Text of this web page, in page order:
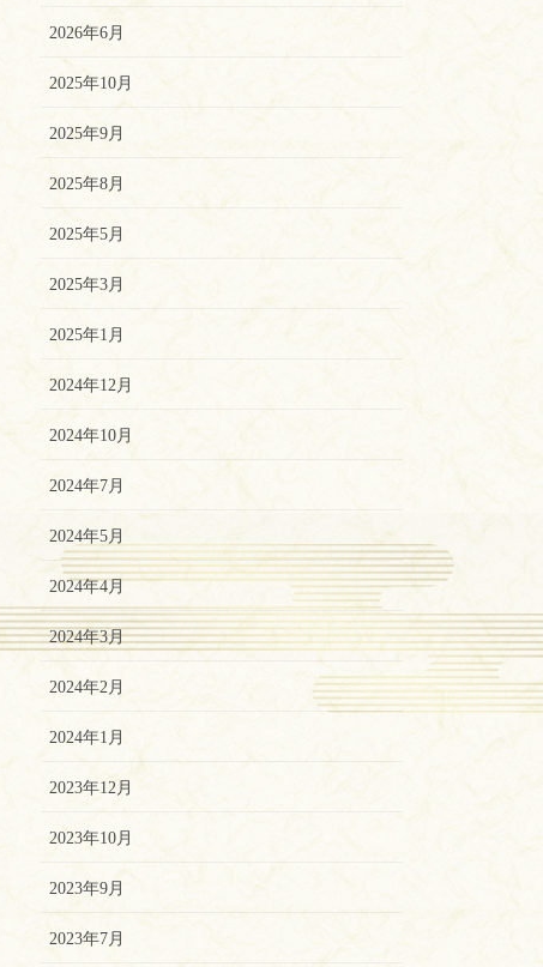
2026年6月
2025年10月
2025年9月
2025年8月
2025年5月
2025年3月
2025年1月
2024年12月
2024年10月
2024年7月
2024年5月
2024年4月
2024年3月
2024年2月
2024年1月
2023年12月
2023年10月
2023年9月
2023年7月